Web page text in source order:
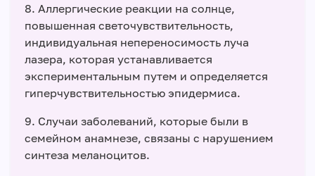
8. Аллергические реакции на солнце,
повышенная светочувствительность,
индивидуальная непереносимость луча
лазера, которая устанавливается
экспериментальным путем и определяется
гиперчувствительностью эпидермиса.
9. Случаи заболеваний, которые были в
семейном анамнезе, связаны с нарушением
синтеза меланоцитов.